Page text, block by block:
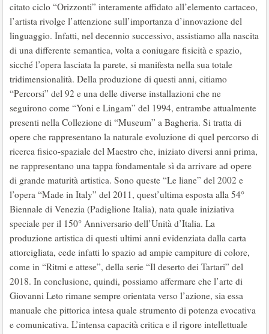
citato ciclo “Orizzonti” interamente affidato all’elemento cartaceo,
l’artista rivolge l’attenzione sull’importanza d’innovazione del
linguaggio. Infatti, nel decennio successivo, assistiamo alla nascita
di una differente semantica, volta a coniugare fisicità e spazio,
sicché l’opera lasciata la parete, si manifesta nella sua totale
tridimensionalità. Della produzione di questi anni, citiamo
“Percorsi” del 92 e una delle diverse installazioni che ne
seguirono come “Yoni e Lingam” del 1994, entrambe attualmente
presenti nella Collezione di “Museum” a Bagheria. Si tratta di
opere che rappresentano la naturale evoluzione di quel percorso di
ricerca fisico-spaziale del Maestro che, iniziato diversi anni prima,
ne rappresentano una tappa fondamentale sì da arrivare ad opere
di grande maturità artistica. Sono queste “Le liane” del 2002 e
l’opera “Made in Italy” del 2011, quest’ultima esposta alla 54°
Biennale di Venezia (Padiglione Italia), nata quale iniziativa
speciale per il 150° Anniversario dell’Unità d’Italia. La
produzione artistica di questi ultimi anni evidenziata dalla carta
attorcigliata, cede infatti lo spazio ad ampie campiture di colore,
come in “Ritmi e attese”, della serie “Il deserto dei Tartari” del
2018. In conclusione, quindi, possiamo affermare che l’arte di
Giovanni Leto rimane sempre orientata verso l’azione, sia essa
manuale che pittorica intesa quale strumento di potenza evocativa
e comunicativa. L’intensa capacità critica e il rigore intellettuale